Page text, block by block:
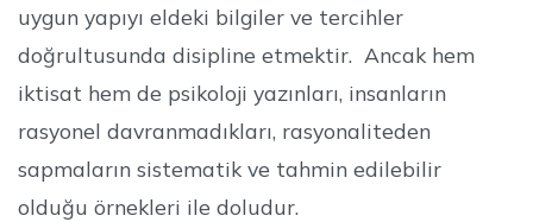
uygun yapıyı eldeki bilgiler ve tercihler
doğrultusunda disipline etmektir. Ancak hem
iktisat hem de psikoloji yazınları, insanların
rasyonel davranmadıkları, rasyonaliteden
sapmaların sistematik ve tahmin edilebilir
olduğu örnekleri ile doludur.